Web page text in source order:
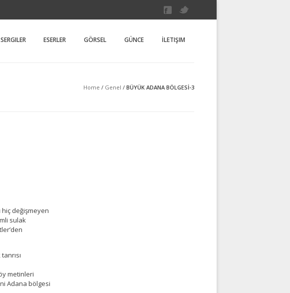
Salime Kaman
Salime Kaman Yasal Sitesi
SERGILER ESERLER GÖRSEL GÜNCE İLETIŞIM
Home / Genel / BÜYÜK ADANA BÖLGESİ-3
değişmeyen
sulak
metinleri
Adana bölgesi